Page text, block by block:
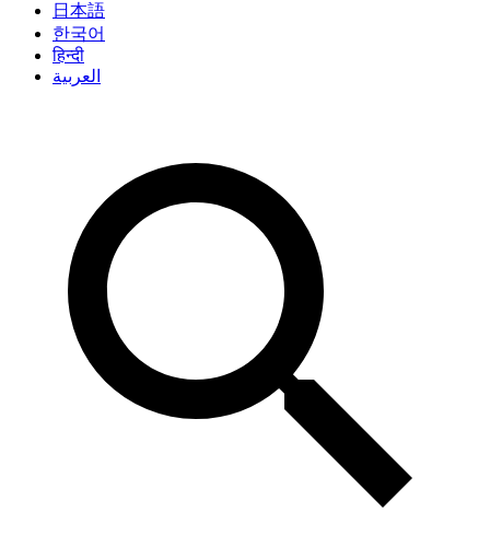
日本語
한국어
हिन्दी
العربية